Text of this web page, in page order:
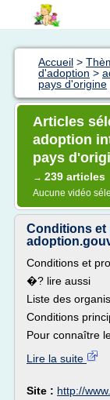
Accueil >
d'adoption >
pays d'origine
Articles
adoption
pays
→ 239 articles
Aucune vidéo
Conditions et
Conditions et
�? lire aussi
Liste des
Conditions
Pour connaître
Lire la suite
Site : http://